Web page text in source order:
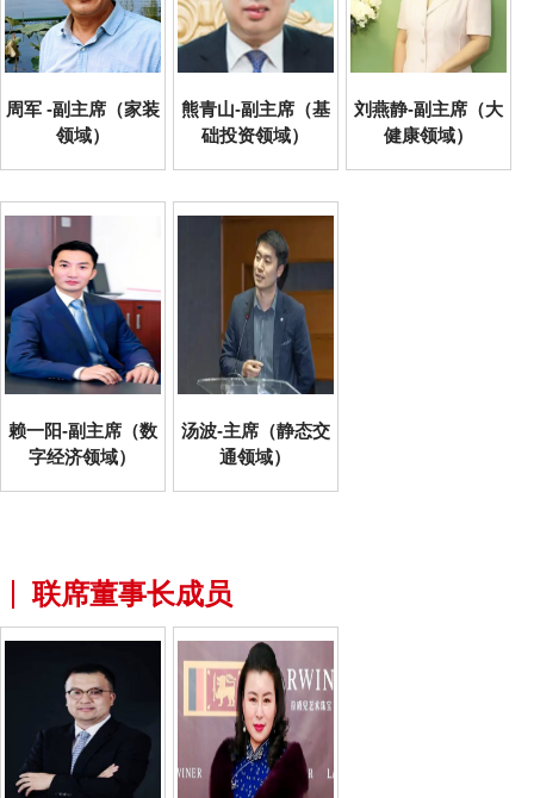
周军 -副主席（家装
领域）
熊青山-副主席（基
础投资领域）
刘燕静-副主席（大
健康领域）
赖一阳-副主席（数
字经济领域）
汤波-主席（静态交
通领域）
联席董事长成员